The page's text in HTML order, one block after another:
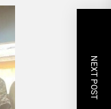
NEXT POST